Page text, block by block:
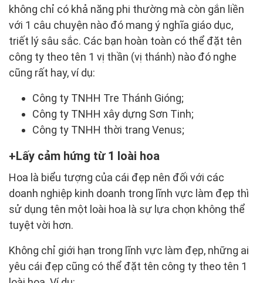
không chỉ có khả năng phi thường mà còn gắn liền
với 1 câu chuyện nào đó mang ý nghĩa giáo dục,
triết lý sâu sắc. Các bạn hoàn toàn có thể đặt tên
công ty theo tên 1 vị thần (vị thánh) nào đó nghe
cũng rất hay, ví dụ:
Công ty TNHH Tre Thánh Gióng;
Công ty TNHH xây dựng Sơn Tinh;
Công ty TNHH thời trang Venus;
Lấy cảm hứng từ 1 loài hoa
Hoa là biểu tượng của cái đẹp nên đối với các
doanh nghiệp kinh doanh trong lĩnh vực làm đẹp thì
sử dụng tên một loài hoa là sự lựa chọn không thể
tuyệt vời hơn.
Không chỉ giới hạn trong lĩnh vực làm đẹp, những ai
yêu cái đẹp cũng có thể đặt tên công ty theo tên 1